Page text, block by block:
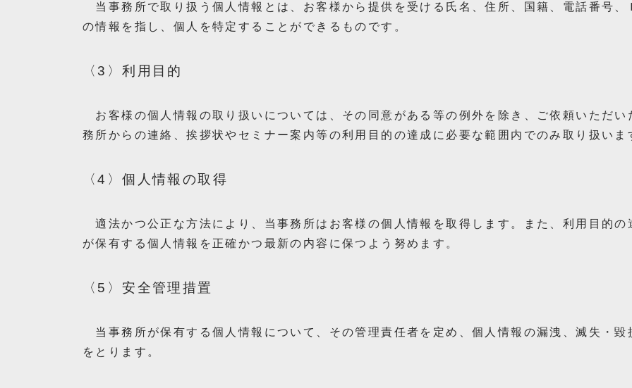
当事務所で取り扱う個人情報とは、お客様から提供を受ける氏名、住所、国籍、電話番号
の情報を指し、個人を特定することができるものです。
〈3〉利用目的
お客様の個人情報の取り扱いについては、その同意がある等の例外を除き、ご依頼いただ
務所からの連絡、挨拶状やセミナー案内等の利用目的の達成に必要な範囲内でのみ取り扱いま
〈4〉個人情報の取得
適法かつ公正な方法により、当事務所はお客様の個人情報を取得します。また、利用目的
が保有する個人情報を正確かつ最新の内容に保つよう努めます。
〈5〉安全管理措置
当事務所が保有する個人情報について、その管理責任者を定め、個人情報の漏洩、滅失・
をとります。